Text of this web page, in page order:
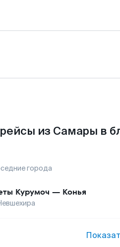
из Самары в
города
Курумоч — Конья